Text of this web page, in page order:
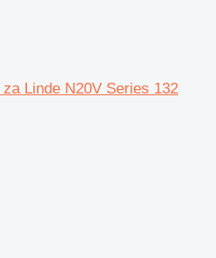
Linde N20V Series 132